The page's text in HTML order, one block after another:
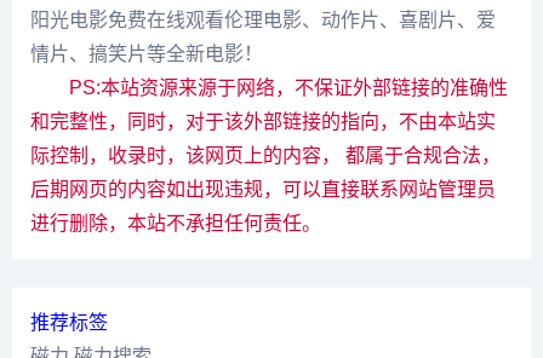
阳光电影免费在线观看伦理电影、动作片、喜剧片、爱
情片、搞笑片等全新电影！
PS:本站资源来源于网络，不保证外部链接的准确性
和完整性，同时，对于该外部链接的指向，不由本站实
际控制，收录时，该网页上的内容， 都属于合规合法，
后期网页的内容如出现违规，可以直接联系网站管理员
进行删除，本站不承担任何责任。
推荐标签